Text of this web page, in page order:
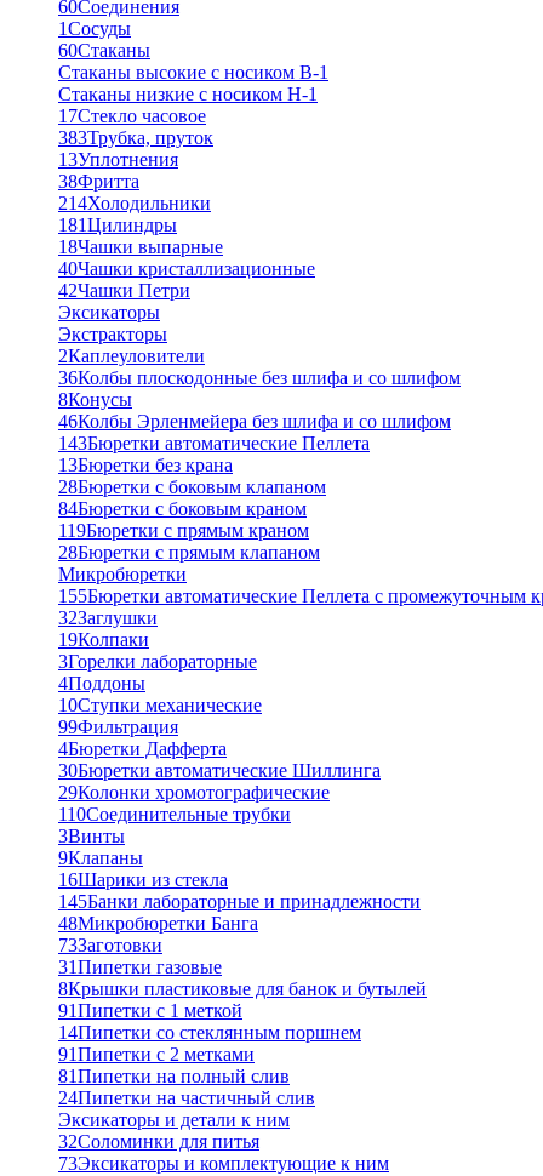
60Соединения
1Сосуды
60Стаканы
Стаканы высокие с носиком В-1
Стаканы низкие с носиком Н-1
17Стекло часовое
383Трубка, пруток
13Уплотнения
38Фритта
214Холодильники
181Цилиндры
18Чашки выпарные
40Чашки кристаллизационные
42Чашки Петри
Эксикаторы
Экстракторы
2Каплеуловители
36Колбы плоскодонные без шлифа и со шлифом
8Конусы
46Колбы Эрленмейера без шлифа и со шлифом
143Бюретки автоматические Пеллета
13Бюретки без крана
28Бюретки с боковым клапаном
84Бюретки с боковым краном
119Бюретки с прямым краном
28Бюретки с прямым клапаном
Микробюретки
155Бюретки автоматические Пеллета с промежуточным
32Заглушки
19Колпаки
3Горелки лабораторные
4Поддоны
10Ступки механические
99Фильтрация
4Бюретки Дафферта
30Бюретки автоматические Шиллинга
29Колонки хромотографические
110Соединительные трубки
3Винты
9Клапаны
16Шарики из стекла
145Банки лабораторные и принадлежности
48Микробюретки Банга
73Заготовки
31Пипетки газовые
8Крышки пластиковые для банок и бутылей
91Пипетки с 1 меткой
14Пипетки со стеклянным поршнем
91Пипетки с 2 метками
81Пипетки на полный слив
24Пипетки на частичный слив
Эксикаторы и детали к ним
32Соломинки для питья
73Эксикаторы и комплектующие к ним